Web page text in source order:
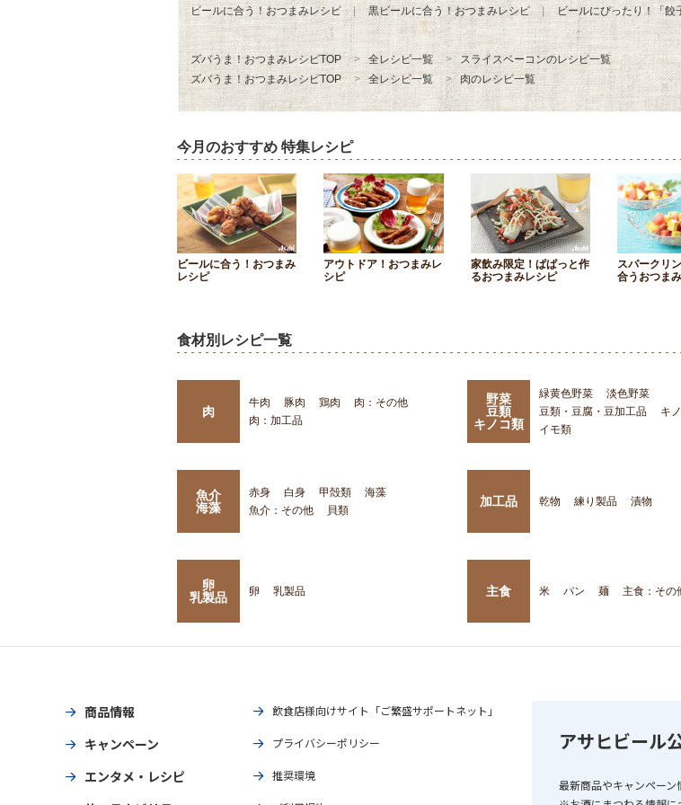
ビールに合う！おつまみレシピ
黒ビールに合う！おつまみレシピ ビールにぴったり！「餃
ズバうま！おつまみレシピTOP 全レシピ一覧
スライスベーコンのレシピ一覧
ズバうま！おつまみレシピTOP
全レシピ一覧 肉のレシピ一覧
今月のおすすめ 特集レシピ
ビールに合う！おつまみ
レシピ
アウトドア！おつまみレ
シピ
家飲み限定！ぱぱっと作
るおつまみレシピ
スパークリ
合うおつま
食材別レシピ一覧
肉
牛肉 豚肉 鶏肉
肉：その他
肉：加工品
野菜
豆類
キノコ類
緑黄色野菜
淡色野菜
豆類・豆腐・豆加工品
キ
イモ類
魚介
海藻
赤身 白身 甲殻類
海藻
魚介：その他
貝類
加工品 乾物 練り製品 漬物
卵
乳製品
卵 乳製品 主食 米 パン 麺 主食：その
商品情報
キャンペーン
エンタメ・レシピ
飲食店様向けサイト「ご繁盛サポートネット」
プライバシーポリシー
推奨環境
アサヒビール
最新商品やキャンペーン